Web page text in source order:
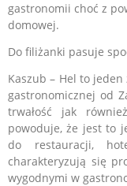
gastronomii choć z
domowej.
Do filiżanki pasuje
Kaszub – Hel to
gastronomicznej od
trwałość jak
powoduje, że jest to
do restauracji,
charakteryzują się
wygodnymi w